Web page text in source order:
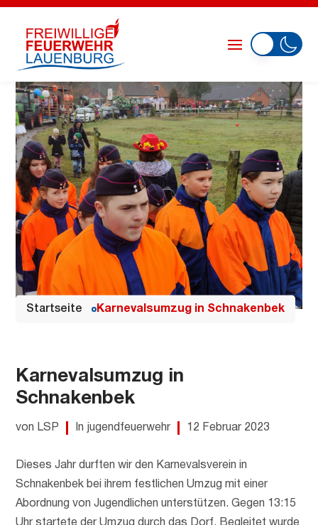
Startseite Karnevalsumzug in Schnakenbek
Karnevalsumzug in
Schnakenbek
von LSP In jugendfeuerwehr 12 Februar 2023
Dieses Jahr durften wir den Karnevalsverein in
Schnakenbek bei ihrem festlichen Umzug mit einer
Abordnung von Jugendlichen unterstützen. Gegen 13:15
Uhr startete der Umzug durch das Dorf. Begleitet wurde